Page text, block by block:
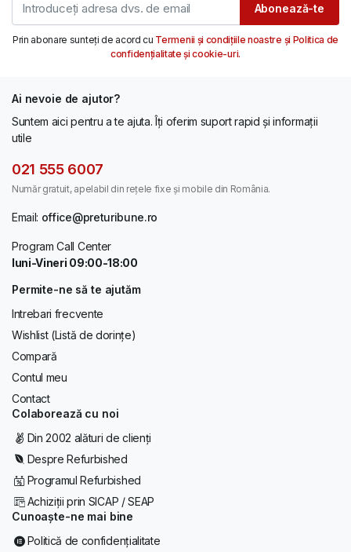
Abonează-te
Prin abonare sunteți de acord cu Termenii și condițiile noastre și Politica de
confidențialitate și cookie-uri.
Ai nevoie de ajutor?
Suntem aici pentru a te ajuta. Îți oferim suport rapid și informații
utile
021 555 6007
Număr gratuit, apelabil din rețele fixe și mobile din România.
Email: office@preturibune.ro
Program Call Center
luni-Vineri 09:00-18:00
Permite-ne să te ajutăm
Intrebari frecvente
Wishlist (Listă de dorințe)
Compară
Contul meu
Contact
Colaborează cu noi
Din 2002 alături de clienți
Despre Refurbished
Programul Refurbished
Achiziții prin SICAP / SEAP
Cunoaște-ne mai bine
Politică de confidențialitate